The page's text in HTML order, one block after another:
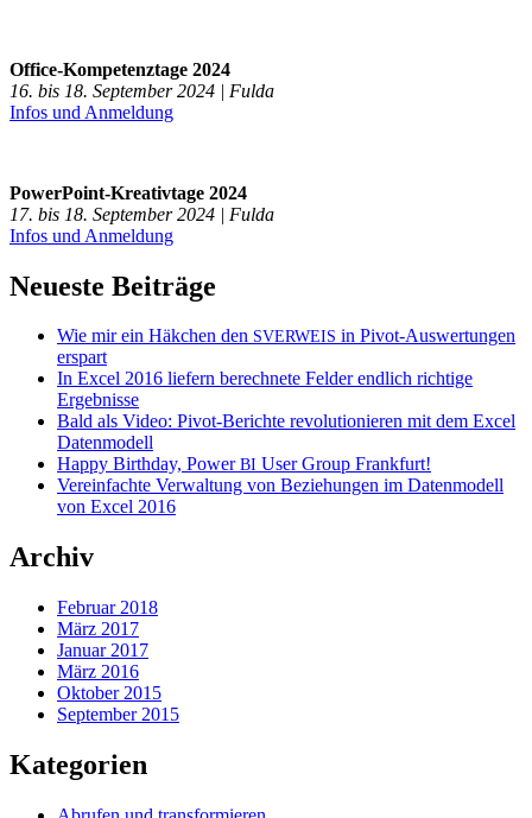
Office-Kompetenztage 2024
16. bis 18. September 2024 | Fulda
Infos und Anmeldung
PowerPoint-Kreativtage 2024
17. bis 18. September 2024 | Fulda
Infos und Anmeldung
Neueste Beiträge
Wie mir ein Häkchen den SVERWEIS in Pivot-Auswertungen
erspart
In Excel 2016 liefern berechnete Felder endlich richtige
Ergebnisse
Bald als Video: Pivot-Berichte revolutionieren mit dem Excel
Datenmodell
Happy Birthday, PowerBI User Group Frankfurt!
Vereinfachte Verwaltung von Beziehungen im Datenmodell
von Excel 2016
Archiv
Februar 2018
März 2017
Januar 2017
März 2016
Oktober 2015
September 2015
Kategorien